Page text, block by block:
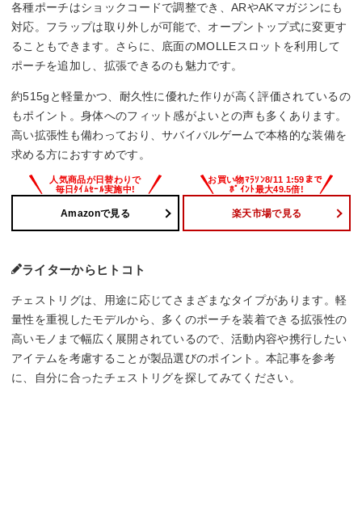
各種ポーチはショックコードで調整でき、ARやAKマガジンにも
対応。フラップは取り外しが可能で、オープントップ式に変更す
ることもできます。さらに、底面のMOLLEスロットを利用して
ポーチを追加し、拡張できるのも魅力です。
約515gと軽量かつ、耐久性に優れた作りが高く評価されているの
もポイント。身体へのフィット感がよいとの声も多くあります。
高い拡張性も備わっており、サバイバルゲームで本格的な装備を
求める方におすすめです。
Amazonで見る 楽天市場で見る
ライターからヒトコト
チェストリグは、用途に応じてさまざまなタイプがあります。軽
量性を重視したモデルから、多くのポーチを装着できる拡張性の
高いモノまで幅広く展開されているので、活動内容や携行したい
アイテムを考慮することが製品選びのポイント。本記事を参考
に、自分に合ったチェストリグを探してみてください。